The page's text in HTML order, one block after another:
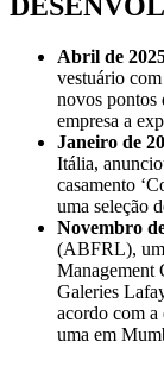
Abril de
vestuário
novos pontos
empresa a
Janeiro de
Itália,
casamento
uma seleção
Novembro
(ABFRL),
Management
Galeries
acordo com a
uma em